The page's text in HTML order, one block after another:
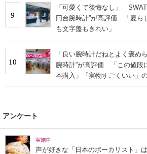
9
「可愛くて後悔なし」
円台腕時計”が高評価 「夏ら
も文字盤もきれい」
10
「良い腕時計だねとよく褒め
腕時計”が高評価 「この値段
本購入」「実物すごくいい」
アンケート
実施中
声が好きな「日本のボーカリスト」